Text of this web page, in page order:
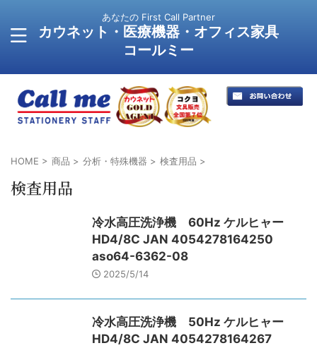
あなたの First Call Partner
カウネット・医療機器・オフィス家具
コールミー
HOME > 商品 > 分析・特殊機器 > 検査用品 >
検査用品
冷水高圧洗浄機 60Hz ケルヒャー
HD4/8C JAN 4054278164250
aso64-6362-08
2025/5/14
冷水高圧洗浄機 50Hz ケルヒャー
HD4/8C JAN 4054278164267